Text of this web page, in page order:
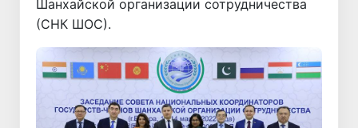
Шанхайской организации сотрудничества
(СНК ШОС).